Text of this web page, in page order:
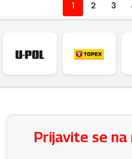
1 2 3
Prijavite se